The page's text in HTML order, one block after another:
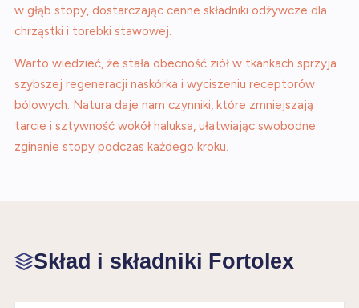
w głąb stopy, dostarczając cenne składniki odżywcze dla
chrząstki i torebki stawowej.
Warto wiedzieć, że stała obecność ziół w tkankach sprzyja
szybszej regeneracji naskórka i wyciszeniu receptorów
bólowych. Natura daje nam czynniki, które zmniejszają
tarcie i sztywność wokół haluksa, ułatwiając swobodne
zginanie stopy podczas każdego kroku.
Skład i składniki Fortolex